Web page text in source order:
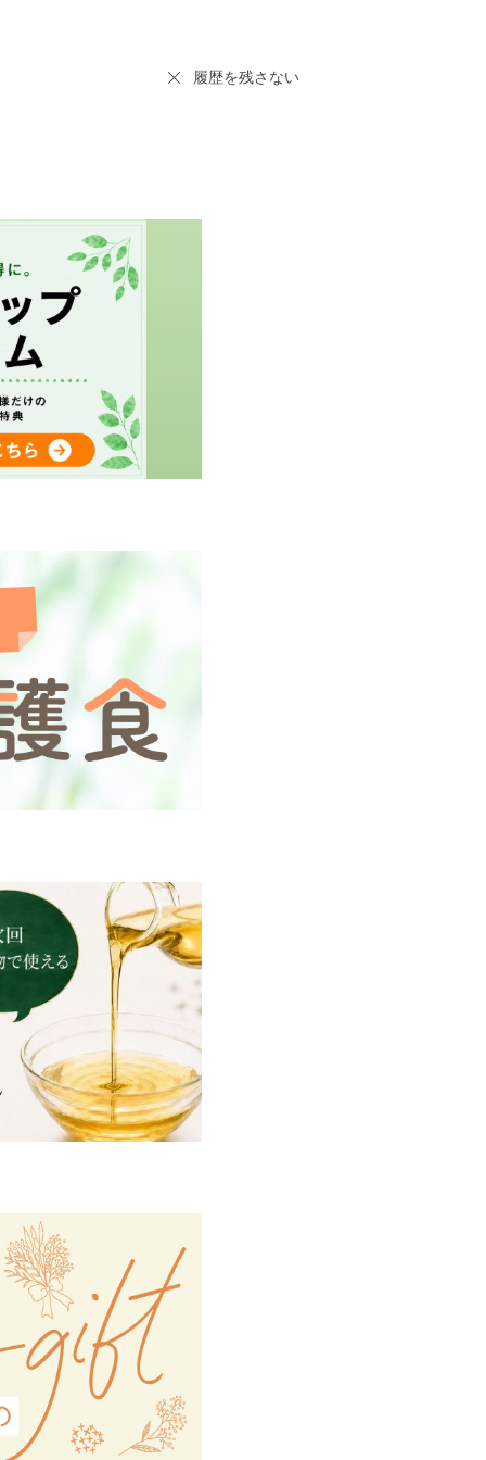
履歴を残さない